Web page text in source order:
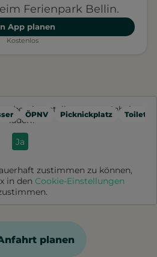
Ferienpark Bellin.
App planen
Kostenlos
ÖPNV Picknickplatz
bereitgestellte externe Inhalte
laden?
Ja
zustimmen zu können,
in den Cookie-Einstellungen
planen